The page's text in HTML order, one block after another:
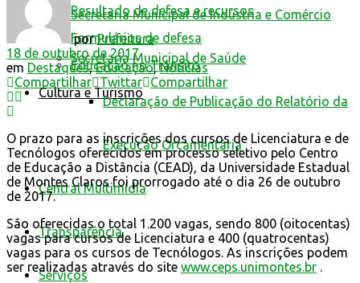
Resultado de defesa e recursos
Formulários de defesa
Educação no Trânsito
Cultura e Turismo
Secretaria Municipal de Indústria e Comércio
Secretaria Municipal de Saúde
Declaração de Publicação do Relatório da
Execução Orçamentária
Central Multimídia
Transparência
Serviços
por Prefeitura
18 de outubro de 2017
em Destaques,Educação,Notícias
Compartilhar
Twittar Compartilhar
O prazo para as inscrições dos cursos de Licenciatura e de
Tecnólogos oferecidos em processo seletivo pelo Centro
de Educação a Distância (CEAD), da Universidade Estadual
de Montes Claros foi prorrogado até o dia 26 de outubro
de 2017.
São oferecidas o total 1.200 vagas, sendo 800 (oitocentas)
vagas para cursos de Licenciatura e 400 (quatrocentas)
vagas para os cursos de Tecnólogos. As inscrições podem
ser realizadas através do site www.ceps.unimontes.br .